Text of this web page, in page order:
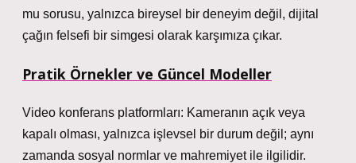
mu sorusu, yalnızca bireysel bir deneyim değil, dijital
çağın felsefi bir simgesi olarak karşımıza çıkar.
Pratik Örnekler ve Güncel Modeller
Video konferans platformları: Kameranın açık veya
kapalı olması, yalnızca işlevsel bir durum değil; aynı
zamanda sosyal normlar ve mahremiyet ile ilgilidir.